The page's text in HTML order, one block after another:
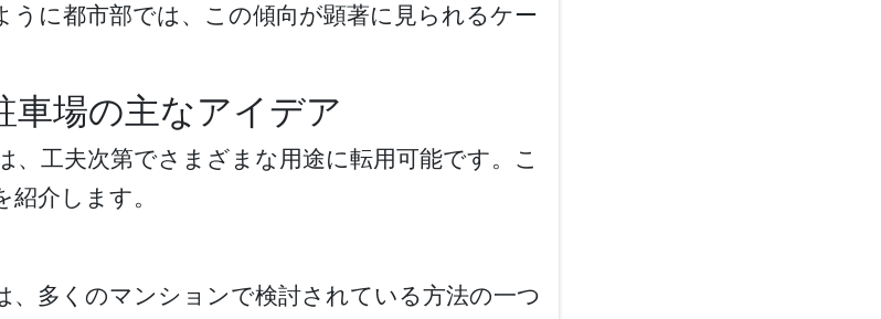
うに都市部では、この傾向が顕著に見られるケー
車場の主なアイデア
、工夫次第でさまざまな用途に転用可能です。こ
介します。
、多くのマンションで検討されている方法の一つ